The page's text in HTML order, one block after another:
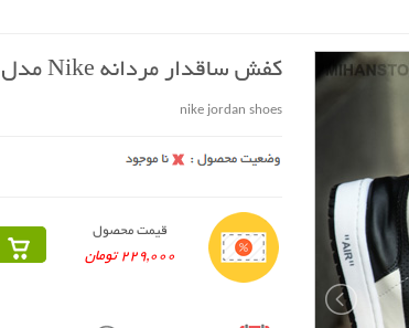
کفش ساقدار مردانه Nike مدل jordan
nike jordan shoes
قیمت محصول
229,000 تومان